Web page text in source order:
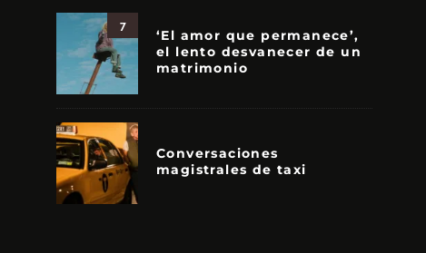
7
‘El amor que permanece’,
el lento desvanecer de un
matrimonio
Conversaciones
magistrales de taxi